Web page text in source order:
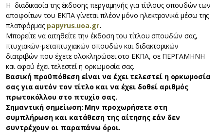
Η διαδικασία της έκδοσης περγαμηνής για τίτλους σπουδών των
αποφοίτων του ΕΚΠΑ γίνεται πλέον μόνο ηλεκτρονικά μέσω της
πλατφόρμας papyrus.uoa.gr.
Μπορείτε να αιτηθείτε την έκδοση του τίτλου σπουδών σας,
πτυχιακών-μεταπτυχιακών σπουδών και διδακτορικών
διατριβών που έχετε ολοκληρώσει στο ΕΚΠΑ, σε ΠΕΡΓΑΜΗΝΗ
και αφού έχει τελεστεί η ορκωμοσία σας.
Βασική προϋπόθεση είναι να έχει τελεστεί η ορκωμοσία
σας για αυτόν τον τίτλο και να έχει δοθεί αριθμός
πρωτοκόλλου στο πτυχίο σας.
Σημαντική σημείωση: Μην προχωρήσετε στη
συμπλήρωση και κατάθεση της αίτησης εάν δεν
συντρέχουν οι παραπάνω όροι.